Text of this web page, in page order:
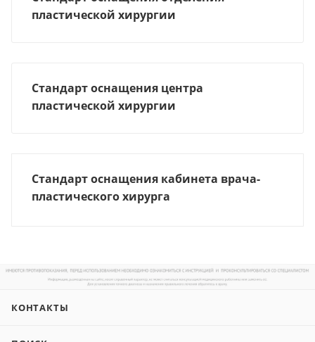
пластической хирургии
Стандарт оснащения центра
пластической хирургии
Стандарт оснащения кабинета врача-
пластического хирурга
КОНТАКТЫ